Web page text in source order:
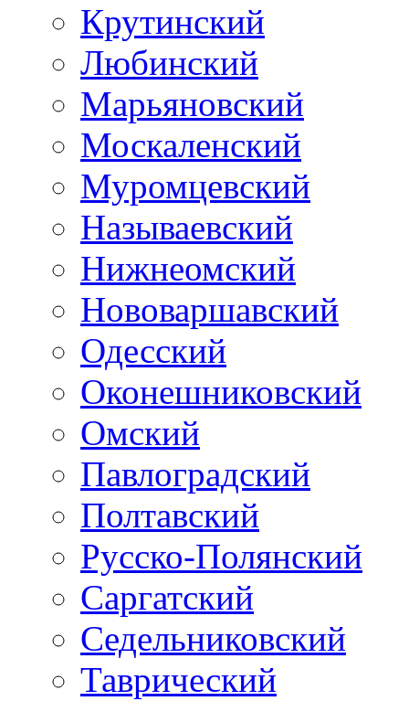
Крутинский
Любинский
Марьяновский
Москаленский
Муромцевский
Называевский
Нижнеомский
Нововаршавский
Одесский
Оконешниковский
Омский
Павлоградский
Полтавский
Русско-Полянский
Саргатский
Седельниковский
Таврический